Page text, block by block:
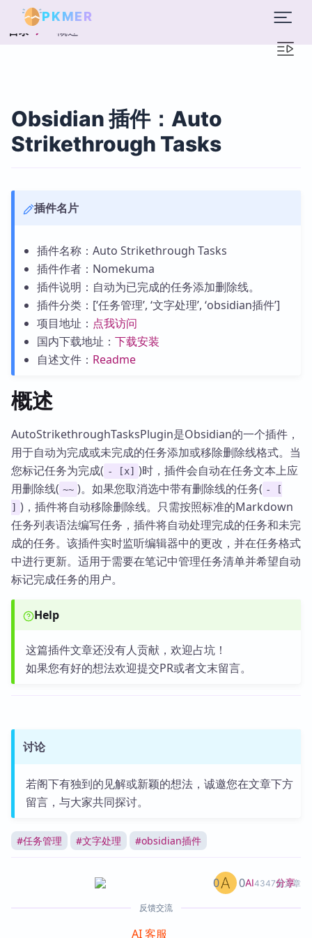
PKMER
目录 概述
Obsidian 插件：Auto
Strikethrough Tasks
插件名片
插件名称：Auto Strikethrough Tasks
插件作者：Nomekuma
插件说明：自动为已完成的任务添加删除线。
插件分类：[‘任务管理’, ‘文字处理’, ‘obsidian插件’]
项目地址： 点我访问
国内下载地址： 下载安装
自述文件： Readme
概述
AutoStrikethroughTasksPlugin是Obsidian的一个插件，
用于自动为完成或未完成的任务添加或移除删除线格式。当
您标记任务为完成( - [x] )时，插件会自动在任务文本上应
用删除线( ~~ )。如果您取消选中带有删除线的任务( - [
] )，插件将自动移除删除线。只需按照标准的Markdown
任务列表语法编写任务，插件将自动处理完成的任务和未完
成的任务。该插件实时监听编辑器中的更改，并在任务格式
中进行更新。适用于需要在笔记中管理任务清单并希望自动
标记完成任务的用户。
Help
这篇插件文章还没有人贡献，欢迎占坑！
如果您有好的想法欢迎提交PR或者文末留言。
讨论
若阁下有独到的见解或新颖的想法，诚邀您在文章下方
留言，与大家共同探讨。
#任务管理 #文字处理 #obsidian插件
AI4347篇文章
0 0 分享
反馈交流
AI 客服